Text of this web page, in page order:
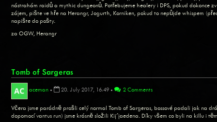
nástrahám raidů a mythic dungeonů. Potřebujeme healery i DPS, pokud dokonce
zájem, pište ve hře na Herangr, Jogurth, Korniken, pokud to nepůjde whispem
napište do pošty.
za OGW, Herangr
Tomb of Sargeras
aceman • 20. July 2017, 16:49 • 2 Comments
Včera jsme parádně prošli celý normal Tomb of Sargeras, bossové padali jak na
dopomocí vantus run) jsme krásně složili Kij´jaedena. Díky všem co byli na killu i